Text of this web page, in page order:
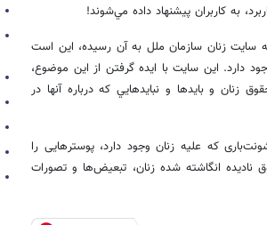
به كاربران پیشنهاد داده مي‌شوند!
سایت زنان سازمان ملل به آن رسیده،‌ این است
دارد. این سایت با ایده گرفتن از این موضوع،
زنان و بايدها و نبايدهايي كه درباره آنها در
كه علیه زنان وجود دارد، پوسترهایی را
نادیده انگاشته شده زنان، تبعیض‌ها و تصورات